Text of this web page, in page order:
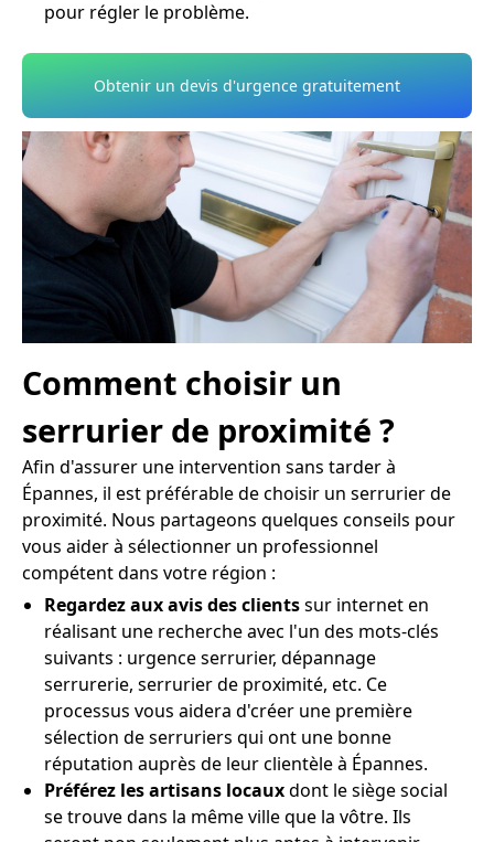
pour régler le problème.
Obtenir un devis d'urgence gratuitement
Comment choisir un
serrurier de proximité ?
Afin d'assurer une intervention sans tarder à
Épannes, il est préférable de choisir un serrurier de
proximité. Nous partageons quelques conseils pour
vous aider à sélectionner un professionnel
compétent dans votre région :
Regardez aux avis des clientssur internet en
réalisant une recherche avec l'un des mots-clés
suivants : urgence serrurier, dépannage
serrurerie, serrurier de proximité, etc. Ce
processus vous aidera d'créer une première
sélection de serruriers qui ont une bonne
réputation auprès de leur clientèle à Épannes.
Préférez les artisans locauxdont le siège social
se trouve dans la même ville que la vôtre. Ils